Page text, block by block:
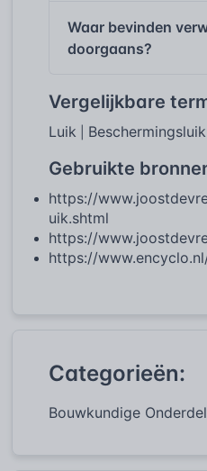
Waar bevinden
doorgaans?
Vergelijkbare
Luik Beschermingsluik
Gebruikte
https://
uik.shtml
https://
https://
Categorieën:
Bouwkundige